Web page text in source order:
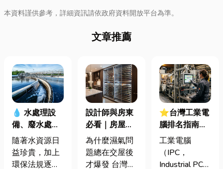
本資料謹供參考，詳細資訊請依政府資料開放平台為準。
文章推薦
💧 水處理設
備、廢水處理
工程與回收水
工程完整解析
｜打造高效率
隨著水資源日
益珍貴，加上
環保法規逐漸
設計師與房東
必看｜房屋濕
氣重怎麼辦？
全屋除濕機＋
全熱交換器整
為什麼濕氣問
題總在交屋後
才爆發 台灣氣
⭐台灣工業電
腦排名指南：
台灣三大工業
電腦龍頭有哪
些？工廠採購
工業電腦
（IPC，
Industrial PC）